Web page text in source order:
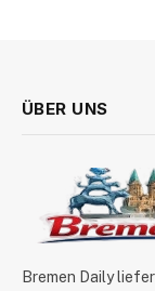
ÜBER UNS
Bremen Daily